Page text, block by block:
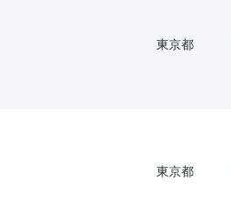
東京都
東京都